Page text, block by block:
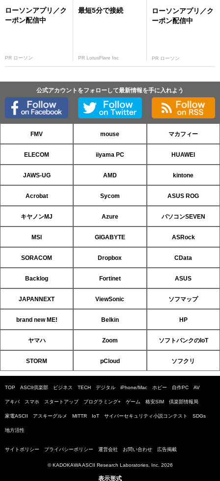
ローソンアプリ／ク
ーポン配信中
PR ローソン
最短5分で接続
PR LotusFlare Inc
ローソンアプリ／ク
ーポン配信中
PR ローソン
公式アカウントをフォローして最新情報を手に入れよう
FMV mouse マカフィー
ELECOM iiyama PC HUAWEI
JAWS-UG AMD kintone
Acrobat Sycom ASUS ROG
キヤノンMJ Azure パソコンSEVEN
MSI GIGABYTE ASRock
SORACOM Dropbox CData
Backlog Fortinet ASUS
JAPANNEXT ViewSonic ソフマップ
brand new ME! Belkin HP
ヤマハ Zoom ソフトバンクのIoT
STORM pCloud ソフクリ
TOP ASCII倶楽部 ビジネス TECH デジタル iPhone/Mac ホビー 自作PC AV
アキバ スマホ スタートアップ プログラミング+ ゲーム 格安SIM 倶楽部情報局
家電ASCII アスキーグルメ MITTR IoT サイバーセキュリティ小説コンテスト SDGs
地方活性
サイトポリシー プライバシーポリシー 運営会社 お問い合わせ 広告掲載
© KADOKAWA ASCII Research Laboratories, Inc. 2026
表示形式